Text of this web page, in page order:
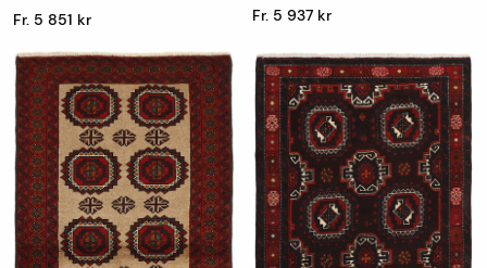
Fr. 5 851 kr Fr. 5 937 kr